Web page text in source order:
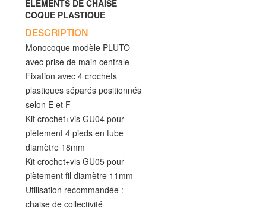
ELEMENTS DE CHAISE
COQUE PLASTIQUE
DESCRIPTION
Monocoque modèle PLUTO
avec prise de main centrale
Fixation avec 4 crochets
plastiques séparés positionnés
selon E et F
Kit crochet+vis GU04 pour
piètement 4 pieds en tube
diamètre 18mm
Kit crochet+vis GU05 pour
piètement fil diamètre 11mm
Utilisation recommandée :
chaise de collectivité